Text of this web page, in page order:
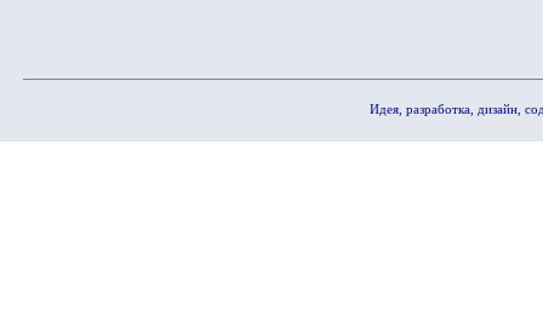
Идея, разработка, дизайн,